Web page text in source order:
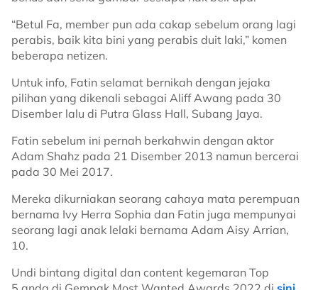
“Betul Fa, member pun ada cakap sebelum orang lagi
perabis, baik kita bini yang perabis duit laki,” komen
beberapa netizen.
Untuk info, Fatin selamat bernikah dengan jejaka
pilihan yang dikenali sebagai Aliff Awang pada 30
Disember lalu di Putra Glass Hall, Subang Jaya.
Fatin sebelum ini pernah berkahwin dengan aktor
Adam Shahz pada 21 Disember 2013 namun bercerai
pada 30 Mei 2017.
Mereka dikurniakan seorang cahaya mata perempuan
bernama Ivy Herra Sophia dan Fatin juga mempunyai
seorang lagi anak lelaki bernama Adam Aisy Arrian,
10.
Undi bintang digital dan content kegemaran Top